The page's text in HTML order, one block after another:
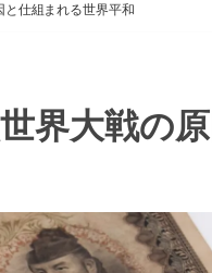
仕組まれる世界平和
界大戦の